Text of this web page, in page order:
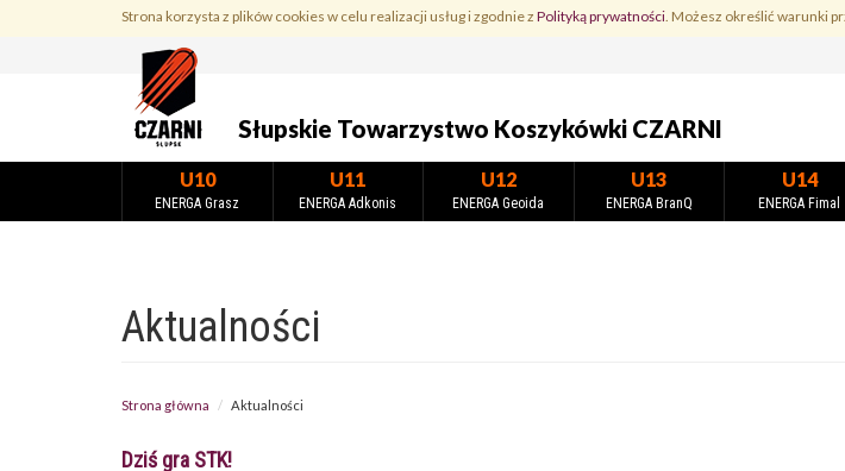
Strona korzysta z plików cookies w celu realizacji usług i zgodnie z Polityką prywatności. Możesz określić warunki
Słupskie Towarzystwo Koszykówki CZARNI
U10
ENERGA Grasz
U11
ENERGA Adkonis
U12
ENERGA Geoida
U13
ENERGA BranQ
U14
ENERGA Fimal
Aktualności
Strona główna Aktualności
Dziś gra STK!